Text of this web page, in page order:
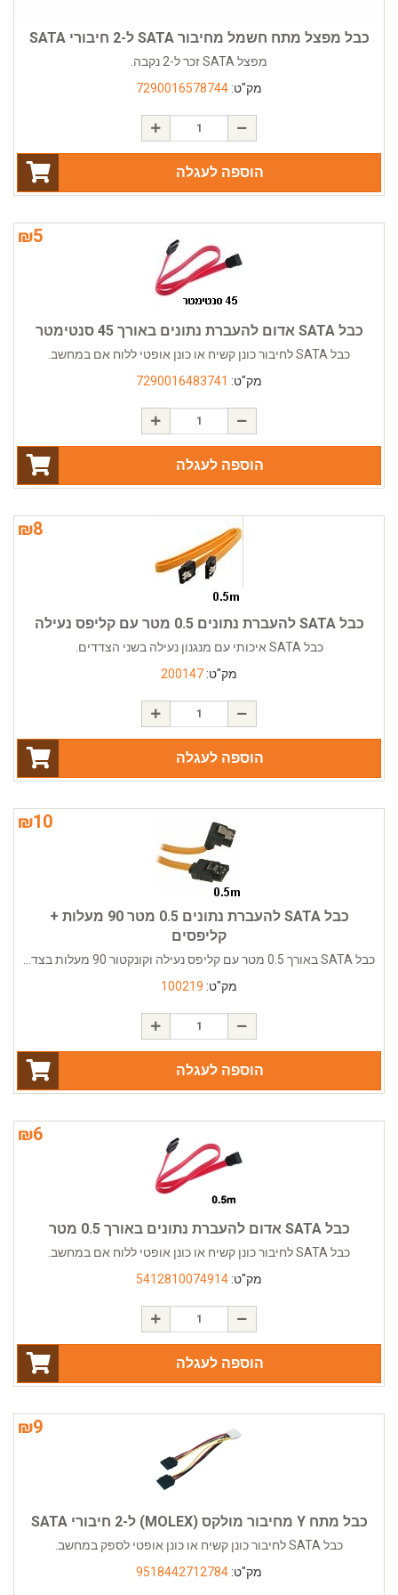
כבל מפצל מתח חשמל מחיבור SATA ל-2 חיבורי SATA
מפצל SATA זכר ל-2 נקבה.
מק"ט: 7290016578744
הוספה לעגלה
₪5
כבל SATA אדום להעברת נתונים באורך 45 סנטימטר
כבל SATA לחיבור כונן קשיח או כונן אופטי ללוח אם במחשב.
מק"ט: 7290016483741
הוספה לעגלה
₪8
כבל SATA להעברת נתונים 0.5 מטר עם קליפס נעילה
כבל SATA איכותי עם מנגנון נעילה בשני הצדדים.
מק"ט: 200147
הוספה לעגלה
₪10
כבל SATA להעברת נתונים 0.5 מטר 90 מעלות +
קליפסים
כבל SATA באורך 0.5 מטר עם קליפס נעילה וקונקטור 90 מעלות בצד...
מק"ט: 100219
הוספה לעגלה
₪6
כבל SATA אדום להעברת נתונים באורך 0.5 מטר
כבל SATA לחיבור כונן קשיח או כונן אופטי ללוח אם במחשב.
מק"ט: 5412810074914
הוספה לעגלה
₪9
כבל מתח Y מחיבור מולקס (MOLEX) ל-2 חיבורי SATA
כבל SATA לחיבור כונן קשיח או כונן אופטי לספק במחשב.
מק"ט: 9518442712784